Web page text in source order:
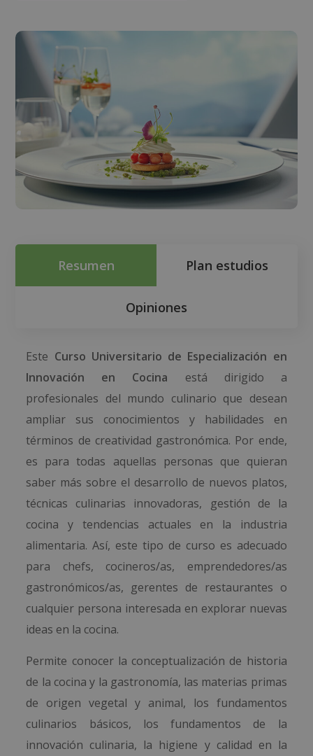
Resumen Plan estudios
Opiniones
Este Curso Universitario de Especialización en
Innovación en Cocina está dirigido a
profesionales del mundo culinario que desean
ampliar sus conocimientos y habilidades en
términos de creatividad gastronómica. Por ende,
es para todas aquellas personas que quieran
saber más sobre el desarrollo de nuevos platos,
técnicas culinarias innovadoras, gestión de la
cocina y tendencias actuales en la industria
alimentaria. Así, este tipo de curso es adecuado
para chefs, cocineros/as, emprendedores/as
gastronómicos/as, gerentes de restaurantes o
cualquier persona interesada en explorar nuevas
ideas en la cocina.
Permite conocer la conceptualización de historia
de la cocina y la gastronomía, las materias primas
de origen vegetal y animal, los fundamentos
culinarios básicos, los fundamentos de la
innovación culinaria, la higiene y calidad en la